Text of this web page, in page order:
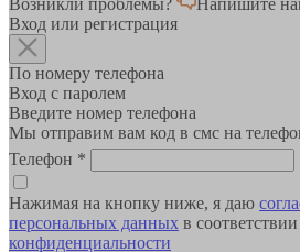
Возникли проблемы?
Напишите
Вход или регистрация
По номеру телефона
Вход с паролем
Введите номер телефона
Мы отправим вам код в смс на
Телефон *
Нажимая на кнопку ниже, я даю
персональных данных в
конфиденциальности